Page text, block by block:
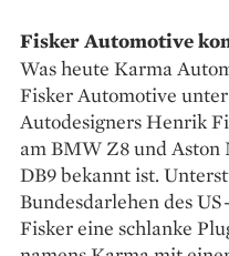
Fisker Automotive
Was heute Karma
Fisker Automotive
Autodesigners Henrik
am BMW Z8 und ­Aston
DB9 bekannt ist.
Bundesdarlehen des
Fisker eine schlanke